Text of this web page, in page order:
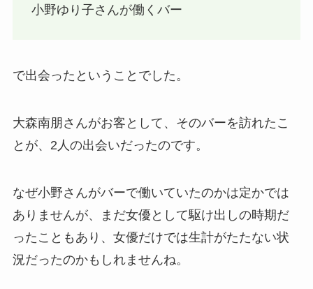
小野ゆり子さんが働くバー
で出会ったということでした。
大森南朋さんがお客として、そのバーを訪れたこ
とが、2人の出会いだったのです。
なぜ小野さんがバーで働いていたのかは定かでは
ありませんが、まだ女優として駆け出しの時期だ
ったこともあり、女優だけでは生計がたたない状
況だったのかもしれませんね。